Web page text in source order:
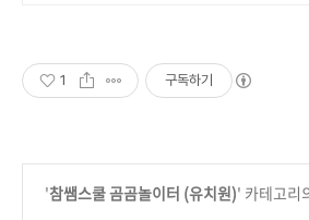
1 구독하기
'참쌤스쿨 곰곰놀이터 (유치원)' 카테고리